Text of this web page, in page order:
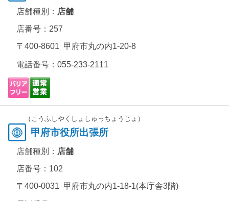
店舗種別： 店舗
店番号：257
〒400-8601 甲府市丸の内1-20-8
電話番号： 055-233-2111
（こうふしやくしょしゅっちょうじょ）
甲府市役所出張所
店舗種別： 店舗
店番号：102
〒400-0031 甲府市丸の内1-18-1(本庁舎3階)